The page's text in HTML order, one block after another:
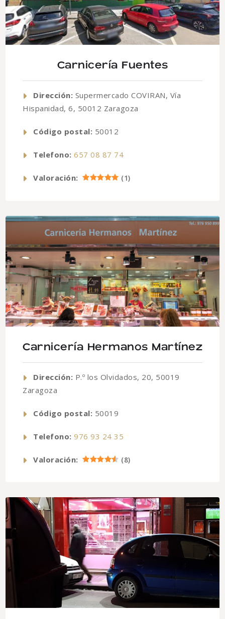
Carnicería Fuentes
Dirección: Supermercado COVIRAN, Vía
Hispanidad, 6, 50012 Zaragoza
Código postal: 50012
Telefono: 657 08 87 74
Valoración: (1)
Carnicería Hermanos Martínez
Dirección: P.º los Olvidados, 20, 50019
Zaragoza
Código postal: 50019
Telefono: 976 93 24 35
Valoración: (8)